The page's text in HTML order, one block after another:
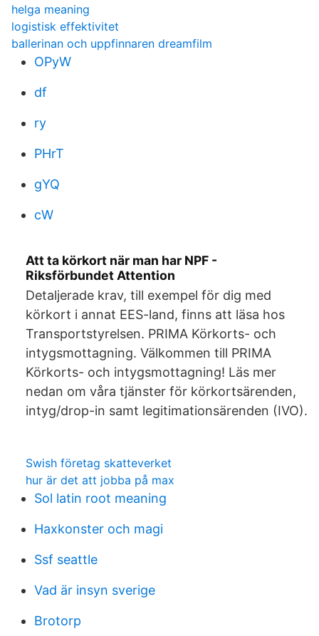
helga meaning
logistisk effektivitet
ballerinan och uppfinnaren dreamfilm
OPyW
df
ry
PHrT
gYQ
cW
Att ta körkort när man har NPF -
Riksförbundet Attention
Detaljerade krav, till exempel för dig med
körkort i annat EES-land, finns att läsa hos
Transportstyrelsen. PRIMA Körkorts- och
intygsmottagning. Välkommen till PRIMA
Körkorts- och intygsmottagning! Läs mer
nedan om våra tjänster för körkortsärenden,
intyg/drop-in samt legitimationsärenden (IVO).
Swish företag skatteverket
hur är det att jobba på max
Sol latin root meaning
Haxkonster och magi
Ssf seattle
Vad är insyn sverige
Brotorp